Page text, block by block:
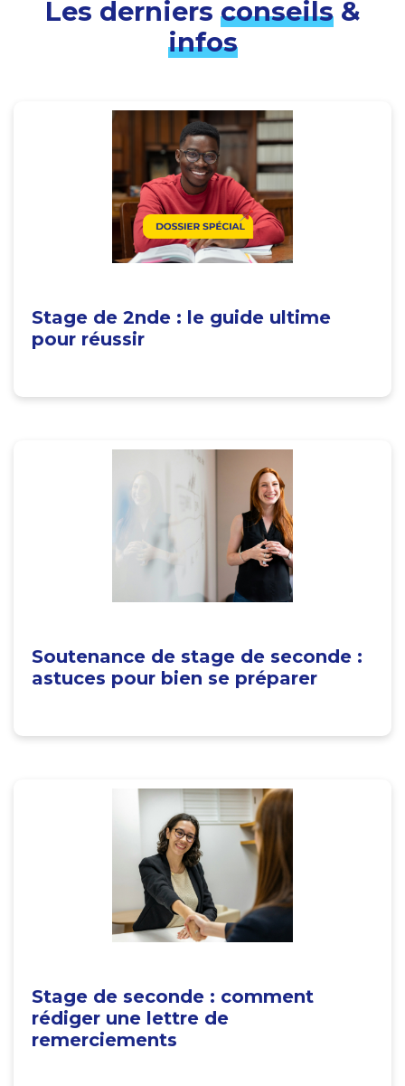
Les derniers conseils&
infos
Stage de 2nde : le guide ultime
pour réussir
Soutenance de stage de seconde :
astuces pour bien se préparer
Stage de seconde : comment
rédiger une lettre de
remerciements